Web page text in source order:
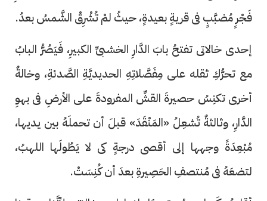
فَجْرٍ مُضبَّبٍ فى قريةٍ بعيدةٍ، حيثُ لمْ تُشْرِقْ الشَّمسُ بعدُ.
إحدى خالاتى تفتحُ بابَ الدَّارِ الخشبىِّ الكبيرِ، فَيَصُرُّ البابُ
مع تحرُّكِ ثقله على مِفَصَّلاتِهِ الحديديَّةِ الصَّدئةِ، وخالةٌ
أخرى تكنِسُ حصيرةَ القشِّ المفرودةَ على الأرضِ فى بهوِ
الدَّارِ، وثالثةٌ تُشعِلُ «المَنْقَدَ» قبلَ أن تحملَهُ بين يديها،
مُبْعِدَةً وجهها إلى أقصى درجةٍ كى لا يَطُولَها اللهبُ،
لتضعَهُ فى مُنتصفِ الحَصِيرةِ بعدَ أن كُنِسَتْ.